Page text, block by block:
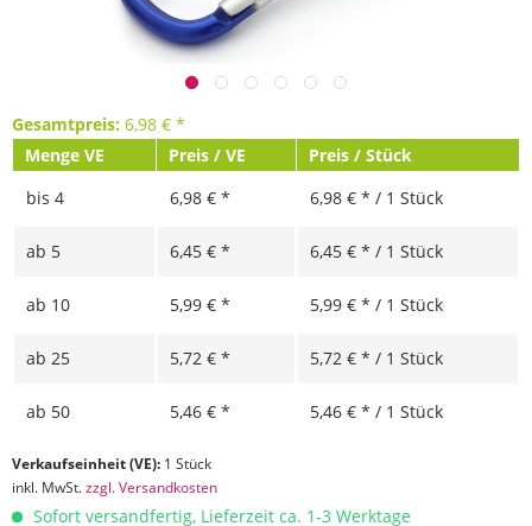
Gesamtpreis: 6,98 € *
Menge VE
Preis / VE
Preis / Stück
bis 4 6,98 € * 6,98 € * / 1 Stück
ab 5 6,45 € * 6,45 € * / 1 Stück
ab 10 5,99 € * 5,99 € * / 1 Stück
ab 25 5,72 € * 5,72 € * / 1 Stück
ab 50 5,46 € * 5,46 € * / 1 Stück
Verkaufseinheit (VE): 1 Stück
inkl. MwSt.zzgl. Versandkosten
Sofort versandfertig, Lieferzeit ca. 1-3 Werktage